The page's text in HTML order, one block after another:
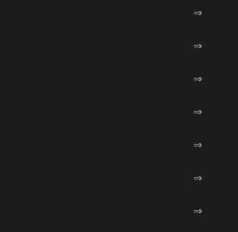
⇒
⇒
⇒
⇒
⇒
⇒
⇒